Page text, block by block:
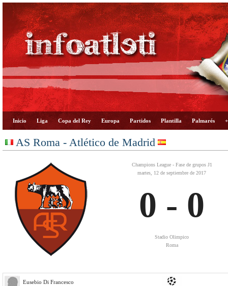
Inicio Liga Copa del Rey Europa Partidos Plantilla Palmarés
AS Roma - Atlético de Madrid
Champions League - Fase de grupos J1
martes, 12 de septiembre de 2017
0 - 0
Stadio Olimpico
Roma
Eusebio Di Francesco